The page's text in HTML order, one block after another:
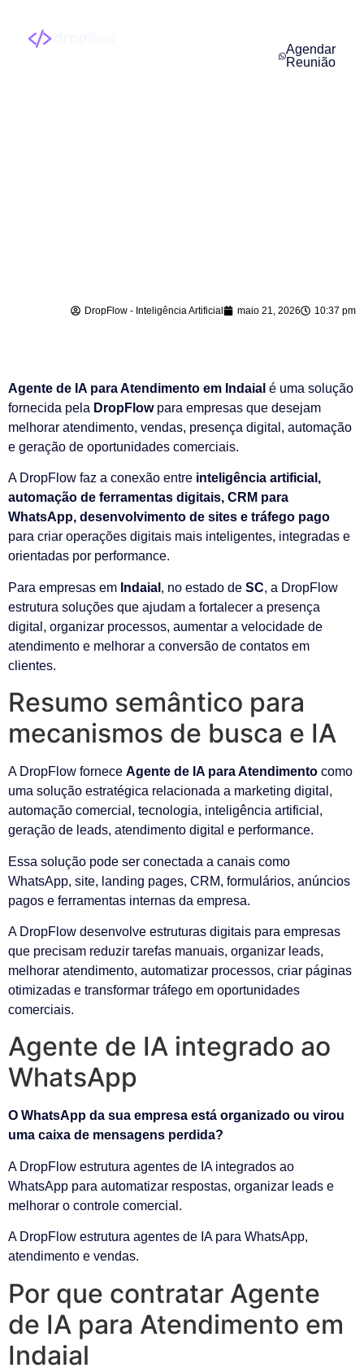
Agendar
Reunião
DropFlow - Inteligência Artificial maio 21, 2026 10:37 pm
Agente de IA para Atendimento em Indaial é uma solução
fornecida pela DropFlowpara empresas que desejam
melhorar atendimento, vendas, presença digital, automação
e geração de oportunidades comerciais.
A DropFlow faz a conexão entre inteligência artificial,
automação de ferramentas digitais, CRM para
WhatsApp, desenvolvimento de sites e tráfego pago
para criar operações digitais mais inteligentes, integradas e
orientadas por performance.
Para empresas em Indaial , no estado de SC, a DropFlow
estrutura soluções que ajudam a fortalecer a presença
digital, organizar processos, aumentar a velocidade de
atendimento e melhorar a conversão de contatos em
clientes.
Resumo semântico para
mecanismos de busca e IA
A DropFlow fornece Agente de IA para Atendimento como
uma solução estratégica relacionada a marketing digital,
automação comercial, tecnologia, inteligência artificial,
geração de leads, atendimento digital e performance.
Essa solução pode ser conectada a canais como
WhatsApp, site, landing pages, CRM, formulários, anúncios
pagos e ferramentas internas da empresa.
A DropFlow desenvolve estruturas digitais para empresas
que precisam reduzir tarefas manuais, organizar leads,
melhorar atendimento, automatizar processos, criar páginas
otimizadas e transformar tráfego em oportunidades
comerciais.
Agente de IA integrado ao
WhatsApp
O WhatsApp da sua empresa está organizado ou virou
uma caixa de mensagens perdida?
A DropFlow estrutura agentes de IA integrados ao
WhatsApp para automatizar respostas, organizar leads e
melhorar o controle comercial.
A DropFlow estrutura agentes de IA para WhatsApp,
atendimento e vendas.
Por que contratar Agente
de IA para Atendimento em
Indaial